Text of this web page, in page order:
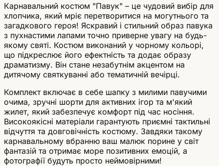
Карнавальний костюм "Павук" – це чудовий вибір для
хлопчика, який мріє перетворитися на могутнього та
загадкового героя! Яскравий і стильний образ павука
з пухнастими лапами точно приверне увагу на будь-
якому святі. Костюм виконаний у чорному кольорі,
що підкреслює його ефектність та додає образу
драматизму. Він стане незабутнім акцентом на
дитячому святкуванні або тематичній вечірці.
Комплект включає в себе шапку з милими павучими
очима, зручні шорти для активних ігор та м'який
жилет, який забезпечує комфорт під час носіння.
Високоякісні матеріали гарантують приємні тактильні
відчуття та довговічність костюму. Завдяки такому
карнавальному вбранню ваш малюк порине у світ
фантазій та отримає море позитивних емоцій, а
фотографії будуть просто неймовірними!